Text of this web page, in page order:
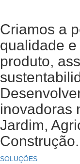
Criamos a
qualidade
produto,
inovadoras
Jardim,
Construção.
SOLUÇÕES